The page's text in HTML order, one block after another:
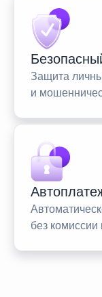
Защита
и
без комиссии